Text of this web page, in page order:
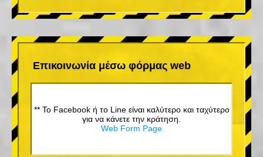
Επικοινωνία μέσω φόρμας web
** Το Facebook ή το Line είναι καλύτερο και ταχύτερο
για να κάνετε την κράτηση.
Web Form Page